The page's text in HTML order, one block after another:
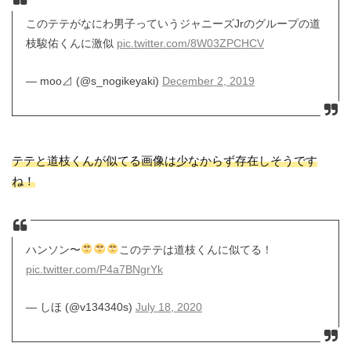
このテテがなにわ男子っていうジャニーズJrのグループの道
枝駿佑くんに激似 pic.twitter.com/8W03ZPCHCV
— moo⊿ (@s_nogikeyaki) December 2, 2019
テテと道枝くんが似てる画像は少なからず存在しそうです
ね！
ハンソン〜
このテテは道枝くんに似てる！
pic.twitter.com/P4a7BNgrYk
— しほ (@v134340s) July 18, 2020